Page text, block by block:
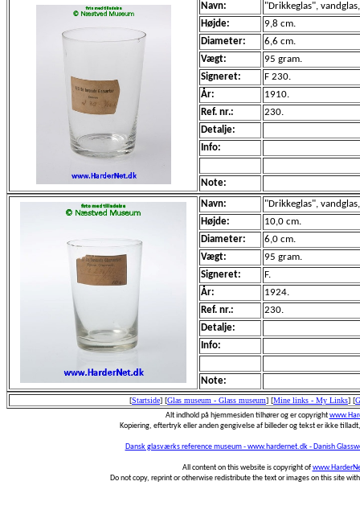
Navn:
"Drikkeglas",
Højde:
9,8 cm.
Diameter:
6,6 cm.
Vægt:
95 gram.
Signeret:
F 230.
År:
1910.
Ref. nr.:
230.
Detalje:
Info:
Note:
Navn:
"Drikkeglas",
Højde:
10,0 cm.
Diameter:
6,0 cm.
Vægt:
95 gram.
Signeret:
F.
År:
1924.
Ref. nr.:
230.
Detalje:
Info:
Note:
[Startside] [Glas museum - Glass museum] [Mine links - My Links] [
Alt indhold på hjemmesiden tilhører og er copyright
Kopiering, eftertryk eller anden gengivelse af billeder og tekst er ikke
Dansk glasværks reference museum - www.hardernet.dk - Danish
All content on this website is copyright of
Do not copy, reprint or otherwise redistribute the text or images on this site